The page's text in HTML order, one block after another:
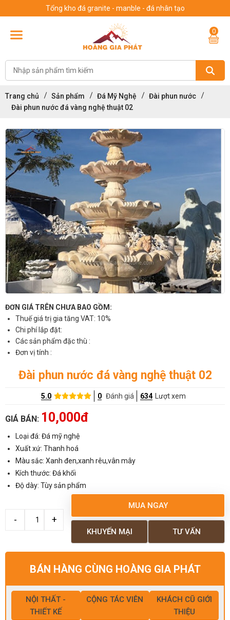
Tổng kho đá granite - manble - đá nhân tạo
0
Trang chủ Sản phẩm Đá Mỹ Nghệ
Đài phun nước
Đài phun nước đá vàng nghệ thuật 02
ĐƠN GIÁ TRÊN CHƯA BAO GỒM:
Thuế giá trị gia tăng VAT: 10%
Chi phí lắp đặt:
Các sản phẩm đặc thù :
Đơn vị tính :
Đài phun nước đá vàng nghệ thuật 02
5.0 0 Đánh giá 634 Lượt xem
GIÁ BÁN: 10,000đ
Loại đá: Đá mỹ nghệ
Xuất xứ: Thanh hoá
Màu sắc: Xanh đen,xanh rêu,vân mây
Kích thước: Đá khối
Độ dày: Tùy sản phẩm
MUA NGAY
TƯ VẤN
KHUYẾN MẠI
BÁN HÀNG CÙNG HOÀNG GIA PHÁT
NỘI THẤT -
THIẾT KẾ
CỘNG TÁC VIÊN
KHÁCH CŨ GIỚI
THIỆU